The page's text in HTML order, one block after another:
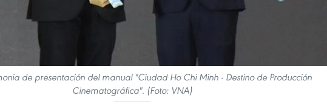
de presentación del manual "Ciudad Ho Chi Minh - Destino de Producción
Cinematográfica". (Foto: VNA)